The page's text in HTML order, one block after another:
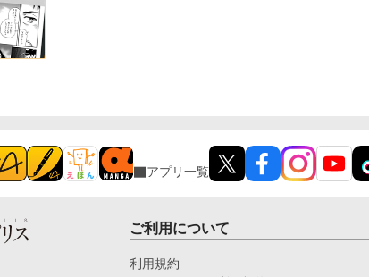
アプリ一覧
ご利用について
利用規約